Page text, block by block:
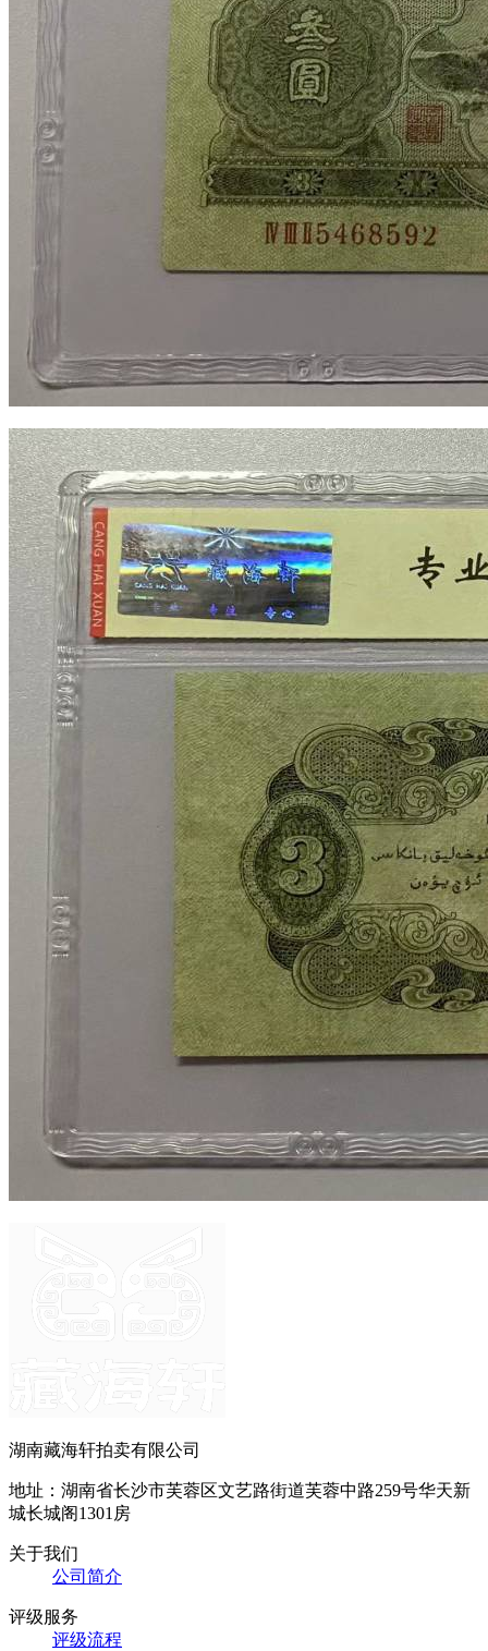
湖南藏海轩拍卖有限公司
地址：湖南省长沙市芙蓉区文艺路街道芙蓉中路259号华天新
城长城阁1301房
关于我们
公司简介
评级服务
评级流程